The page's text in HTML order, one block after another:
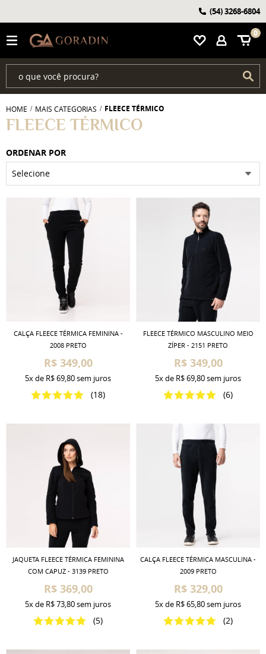
0
(54)3268-6804
HOME MAIS CATEGORIAS FLEECE TÉRMICO
FLEECE TÉRMICO
ORDENAR POR
Selecione
CALÇA FLEECE TÉRMICA FEMININA -
2008 PRETO
R$ 349,00
(18)
5xde R$ 69,80sem juros
FLEECE TÉRMICO MASCULINO MEIO
ZÍPER - 2151 PRETO
R$ 349,00
(6)
5xde R$ 69,80sem juros
JAQUETA FLEECE TÉRMICA FEMININA
COM CAPUZ - 3139 PRETO
R$ 369,00
(5)
5xde R$ 73,80sem juros
CALÇA FLEECE TÉRMICA MASCULINA -
2009 PRETO
R$ 329,00
(2)
5xde R$ 65,80sem juros